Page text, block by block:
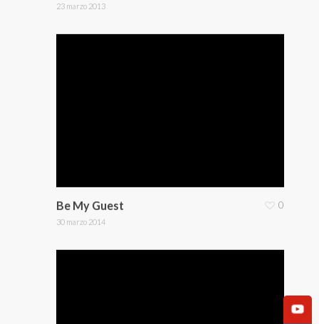
23 marzo 2013
Be My Guest
30 marzo 2014
0